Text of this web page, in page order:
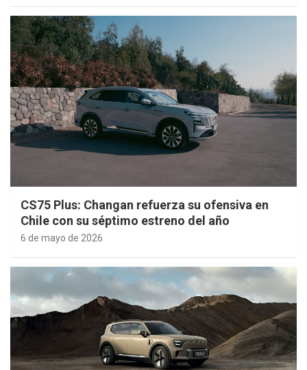
CS75 Plus: Changan refuerza su ofensiva en
Chile con su séptimo estreno del año
6 de mayo de 2026